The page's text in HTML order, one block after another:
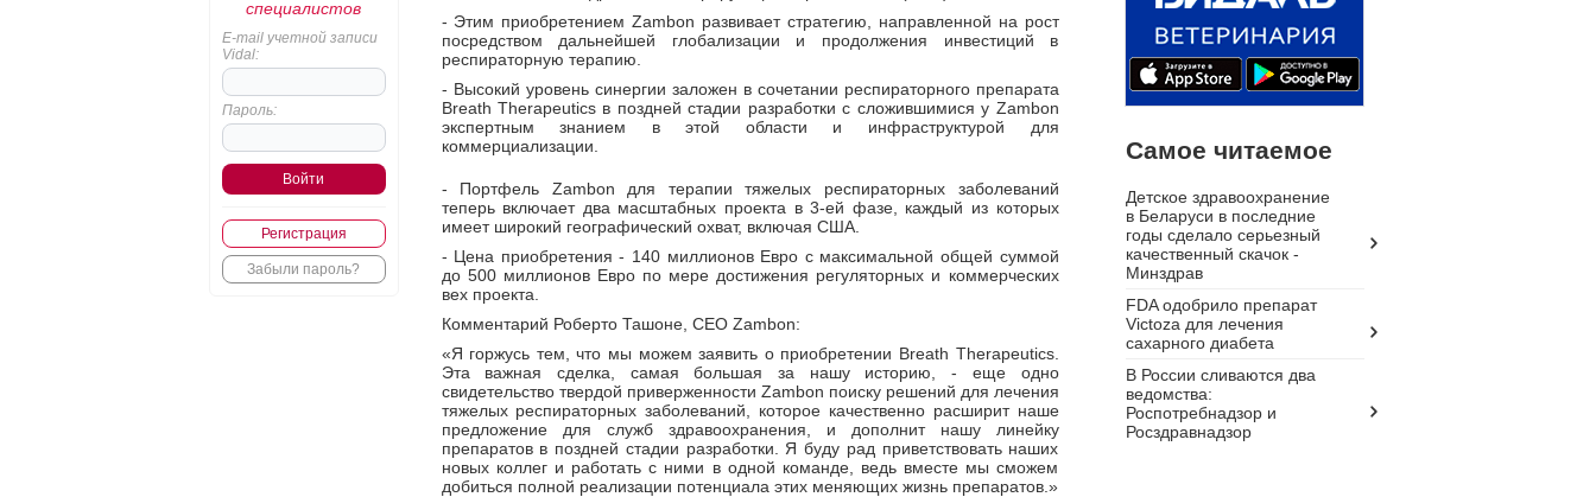
специалистов
E-mail учетной записи
Vidal:
Пароль:
Регистрация
Забыли пароль?
- Этим приобретением Zambon развивает стратегию, направленной на рост
посредством дальнейшей глобализации и продолжения инвестиций в
респираторную терапию.
- Высокий уровень синергии заложен в сочетании респираторного препарата
Breath Therapeutics в поздней стадии разработки с сложившимися у Zambon
экспертным знанием в этой области и инфраструктурой для
коммерциализации.
- Портфель Zambon для терапии тяжелых респираторных заболеваний
теперь включает два масштабных проекта в 3-ей фазе, каждый из которых
имеет широкий географический охват, включая США.
- Цена приобретения - 140 миллионов Евро с максимальной общей суммой
до 500 миллионов Евро по мере достижения регуляторных и коммерческих
вех проекта.
Комментарий Роберто Ташоне, CEO Zambon:
«Я горжусь тем, что мы можем заявить о приобретении Breath Therapeutics.
Эта важная сделка, самая большая за нашу историю, - еще одно
свидетельство твердой приверженности Zambon поиску решений для лечения
тяжелых респираторных заболеваний, которое качественно расширит наше
предложение для служб здравоохранения, и дополнит нашу линейку
препаратов в поздней стадии разработки. Я буду рад приветствовать наших
новых коллег и работать с ними в одной команде, ведь вместе мы сможем
добиться полной реализации потенциала этих меняющих жизнь препаратов.»
Самое читаемое
Детское здравоохранение
в Беларуси в последние
годы сделало серьезный
качественный скачок -
Минздрав
FDA одобрило препарат
Victoza для лечения
сахарного диабета
В России сливаются два
ведомства:
Роспотребнадзор и
Росздравнадзор